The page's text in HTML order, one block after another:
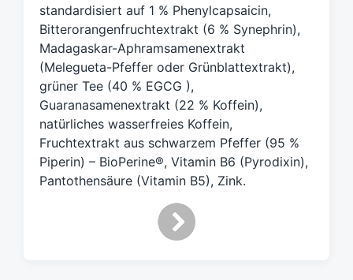
standardisiert auf 1 % Phenylcapsaicin,
Bitterorangenfruchtextrakt (6 % Synephrin),
Madagaskar-Aphramsamenextrakt
(Melegueta-Pfeffer oder Grünblattextrakt),
grüner Tee (40 % EGCG ),
Guaranasamenextrakt (22 % Koffein),
natürliches wasserfreies Koffein,
Fruchtextrakt aus schwarzem Pfeffer (95 %
Piperin) – BioPerine®, Vitamin B6 (Pyrodixin),
Pantothensäure (Vitamin B5), Zink.